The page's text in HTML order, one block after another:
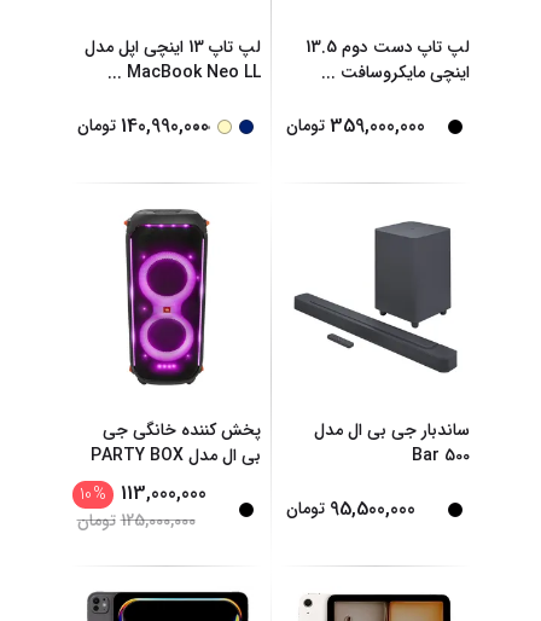
لپ تاپ دست دوم 13.5
اینچی مایکروسافت ...
359,000,000 تومان
لپ تاپ 13 اینچی اپل مدل
MacBook Neo LL
...
...
140,990,000 تومان
ساندبار جی بی ال مدل
Bar 500
95,500,000 تومان
پخش کننده خانگی جی
بی ال مدل PARTY BOX
113,000,000
%
10
125,000,000تومان